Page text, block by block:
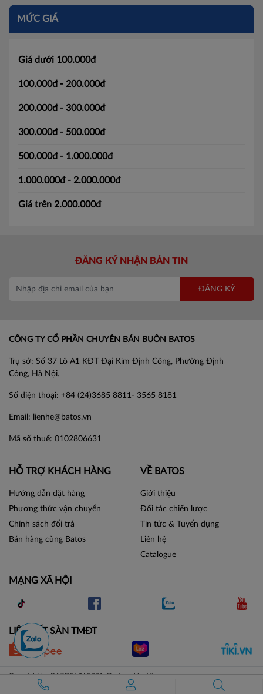
MỨC GIÁ
Giá dưới 100.000đ
100.000đ - 200.000đ
200.000đ - 300.000đ
300.000đ - 500.000đ
500.000đ - 1.000.000đ
1.000.000đ - 2.000.000đ
Giá trên 2.000.000đ
ĐĂNG KÝ NHẬN BẢN TIN
ĐĂNG KÝ
CÔNG TY CỔ PHẦN CHUYÊN BÁN BUÔN BATOS
Trụ sở: Số 37 Lô A1 KĐT Đại Kim Định Công, Phường Định
Công, Hà Nội.
Số điện thoại: +84 (24)3685 8811- 3565 8181
Email: lienhe@batos.vn
Mã số thuế: 0102806631
HỖ TRỢ KHÁCH HÀNG
Hướng dẫn đặt hàng
Phương thức vận chuyển
Chính sách đổi trả
Bán hàng cùng Batos
VỀ BATOS
Giới thiệu
Đối tác chiến lược
Tin tức & Tuyển dụng
Liên hệ
Catalogue
MẠNG XÃ HỘI
LIÊN KẾT SÀN TMĐT
Copyright by BATOS.VN 2021. Designed by Vicogroup.vn